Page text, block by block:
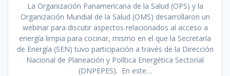
La Organización Panamericana de la Salud (OPS) y la
Organización Mundial de la Salud (OMS) desarrollaron un
webinar para discutir aspectos relacionados al acceso a
energía limpia para cocinar​, mismo en el que la Secretaría
de Energía (SEN) tuvo participación a través de la Dirección
Nacional de Planeación y Política Energética Sectorial
(DNPEPES). En este…